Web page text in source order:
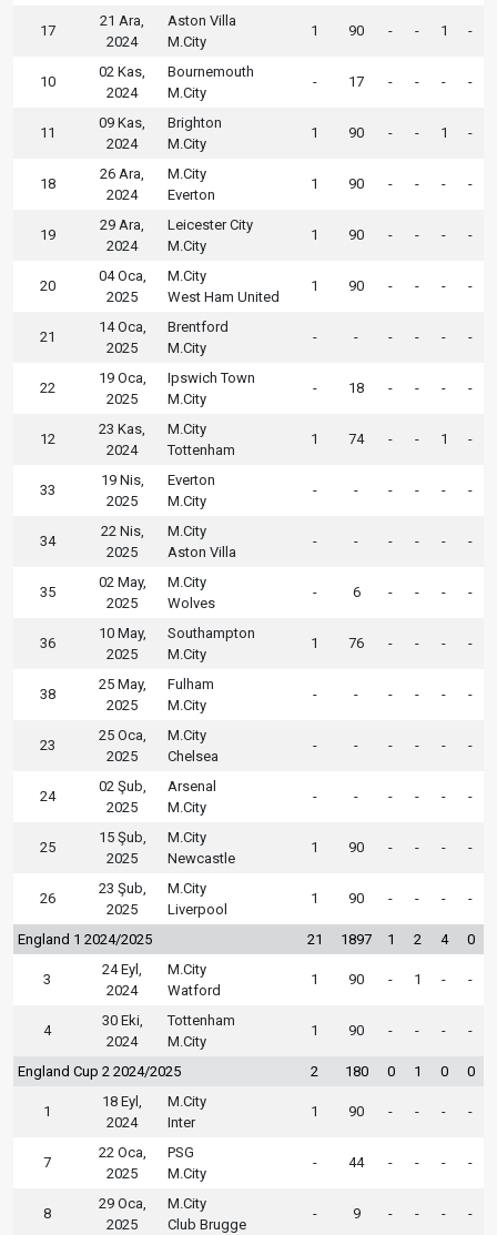
17
21 Ara,
2024
Aston Villa
M.City
1 90 - - 1 -
10
02 Kas,
2024
Bournemouth
M.City
- 17 - - - -
11
09 Kas,
2024
Brighton
M.City
1 90 - - 1 -
18
26 Ara,
2024
M.City
Everton
1 90 - - - -
19
29 Ara,
2024
Leicester City
M.City
1 90 - - - -
20
04 Oca,
2025
M.City
West Ham United
1 90 - - - -
21
14 Oca,
2025
Brentford
M.City
- - - - - -
22
19 Oca,
2025
Ipswich Town
M.City
- 18 - - - -
12
23 Kas,
2024
M.City
Tottenham
1 74 - - 1 -
33
19 Nis,
2025
Everton
M.City
- - - - - -
34
22 Nis,
2025
M.City
Aston Villa
- - - - - -
35
02 May,
2025
M.City
Wolves
- 6 - - - -
36
10 May,
2025
Southampton
M.City
1 76 - - - -
38
25 May,
2025
Fulham
M.City
- - - - - -
23
25 Oca,
2025
M.City
Chelsea
- - - - - -
24
02 Şub,
2025
Arsenal
M.City
- - - - - -
25
15 Şub,
2025
M.City
Newcastle
1 90 - - - -
26
23 Şub,
2025
M.City
Liverpool
1 90 - - - -
England 1 2024/2025 21 1897 1 2 4 0
3
24 Eyl,
2024
M.City
Watford
1 90 - 1 - -
4
30 Eki,
2024
Tottenham
M.City
1 90 - - - -
England Cup 2 2024/2025 2 180 0 1 0 0
1
18 Eyl,
2024
M.City
Inter
1 90 - - - -
7
22 Oca,
2025
PSG
M.City
- 44 - - - -
8
29 Oca,
2025
M.City
Club Brugge
- 9 - - - -